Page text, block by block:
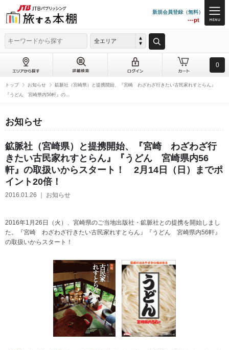
新規会員登録（無料）
---pt
全エリア
0
トップ お知らせ
鉱脈社（宮崎県）と提携開始、『宮崎 わざわざ行きたい古民家れすとらん』
『うどん 宮崎県内56軒』の...
お知らせ
鉱脈社（宮崎県）と提携開始、『宮崎 わざわざ行
きたい古民家れすとらん』『うどん 宮崎県内56
軒』の取扱いからスタート！ 2月14日（日）までポ
イント20倍！
2016.01.26 ｜ お知らせ
2016年1月26日（火）、宮崎県のご当地出版社・鉱脈社との提携を開始しまし
た。『宮崎 わざわざ行きたい古民家れすとらん』『うどん 宮崎県内56軒』
の取扱いからスタート！